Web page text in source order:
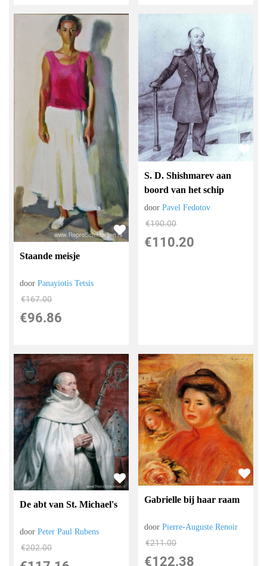
Staande meisje
doorPanayiotis Tetsis
€167.00
€96.86
S. D. Shishmarev aan
boord van het schip
doorPavel Fedotov
€190.00
€110.20
De abt van St. Michael's
doorPeter Paul Rubens
€202.00
Gabrielle bij haar raam
doorPierre-Auguste Renoir
€211.00
€122.38